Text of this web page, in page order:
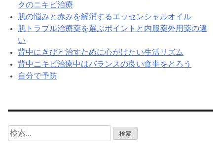
クのニキビ治療
肌の悩みと赤みを解消するエッセンシャルオイル
肌トラブル治療薬を選ぶポイントと内服薬外用薬の違
い
背中にきびと治すために心がけたい生活リズム
背中ニキビ治療中はバランスの良い食事をとろう
自分で予防
検
索: